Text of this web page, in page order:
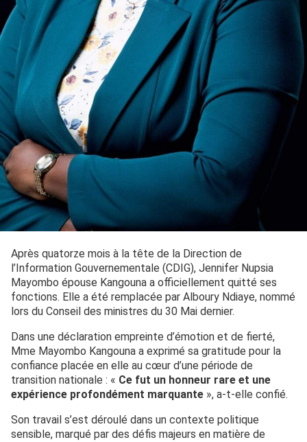
Après quatorze mois à la tête de la Direction de
l’Information Gouvernementale (CDIG), Jennifer Nupsia
Mayombo épouse Kangouna a officiellement quitté ses
fonctions. Elle a été remplacée par Alboury Ndiaye, nommé
lors du Conseil des ministres du 30 Mai dernier.
Dans une déclaration empreinte d’émotion et de fierté,
Mme Mayombo Kangouna a exprimé sa gratitude pour la
confiance placée en elle au cœur d’une période de
transition nationale : « Ce fut un honneur rare et une
expérience profondément marquante », a-t-elle confié.
Son travail s’est déroulé dans un contexte politique
sensible, marqué par des défis majeurs en matière de